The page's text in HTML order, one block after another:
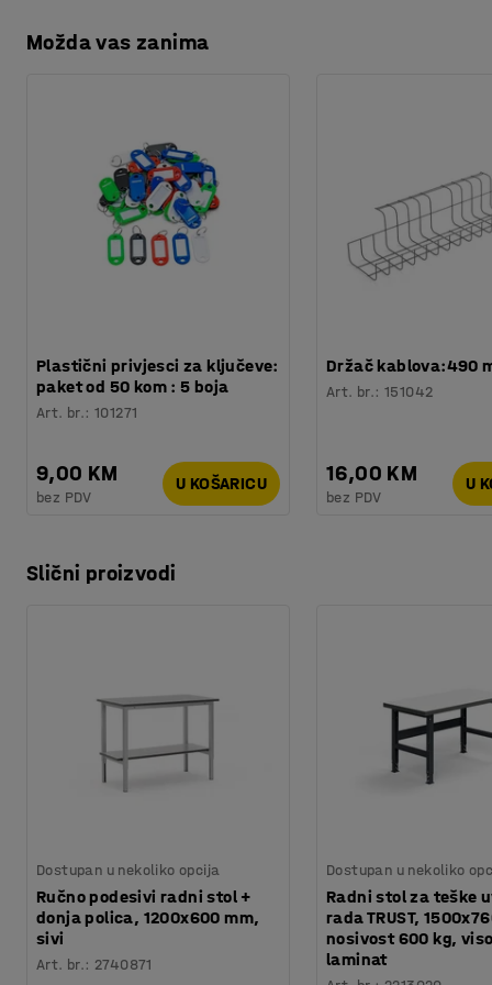
Možda vas zanima
Plastični privjesci za ključeve:
paket od 50 kom : 5 boja
Art. br.:101271
9,00 KM
bez PDV
U KOŠARICU
Držač kablova:490
Art. br.:151042
16,00 KM
bez PDV
U
Slični proizvodi
Dostupan u nekoliko opcija
Ručno podesivi radni stol +
donja polica, 1200x600 mm,
sivi
Art. br.: 2740871
Dostupan u nekoliko
Radni stol za teške
rada TRUST,
nosivost 600 kg,
laminat